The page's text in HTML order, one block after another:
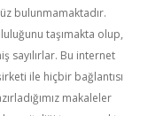
bulunmamaktadır.
taşımakta olup,
sayılırlar. Bu internet
ile hiçbir bağlantısı
makaleler